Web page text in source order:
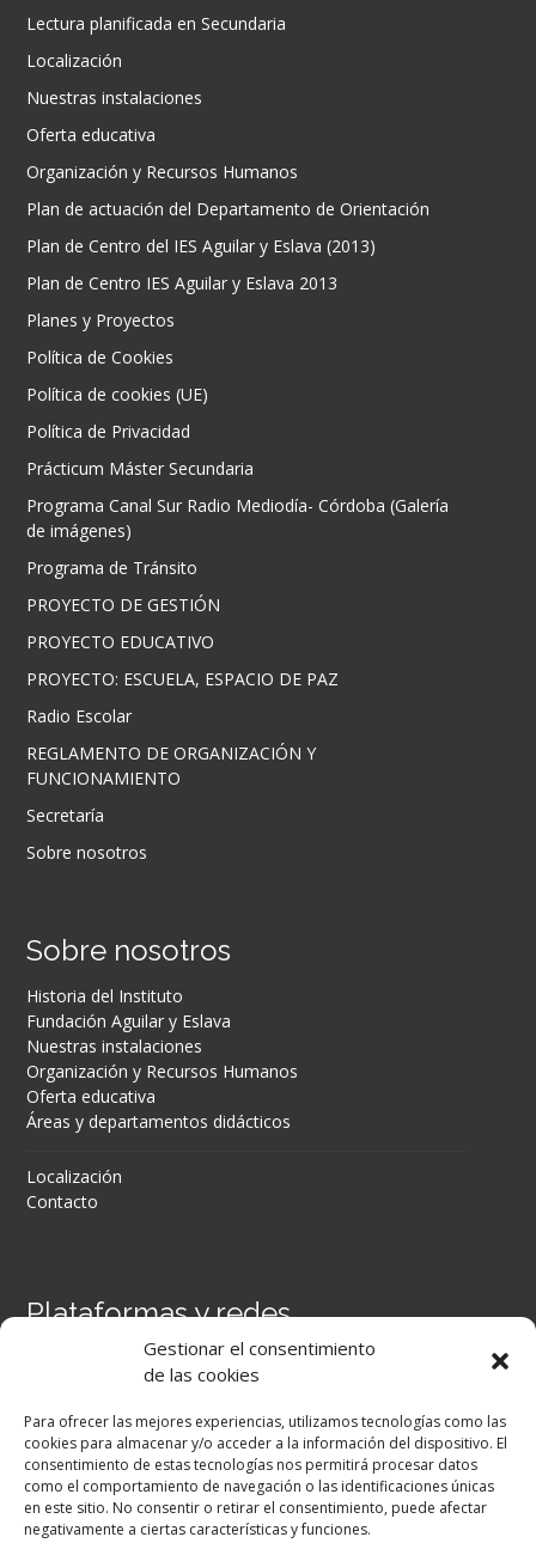
Gestionar el consentimiento
de las cookies
Para ofrecer las mejores experiencias, utilizamos tecnologías como las
cookies para almacenar y/o acceder a la información del dispositivo. El
consentimiento de estas tecnologías nos permitirá procesar datos
como el comportamiento de navegación o las identificaciones únicas
en este sitio. No consentir o retirar el consentimiento, puede afectar
negativamente a ciertas características y funciones.
Lectura planificada en Secundaria
Localización
Nuestras instalaciones
Oferta educativa
Organización y Recursos Humanos
Plan de actuación del Departamento de Orientación
Plan de Centro del IES Aguilar y Eslava (2013)
Plan de Centro IES Aguilar y Eslava 2013
Planes y Proyectos
Política de Cookies
Política de cookies (UE)
Política de Privacidad
Prácticum Máster Secundaria
Programa Canal Sur Radio Mediodía- Córdoba (Galería
de imágenes)
Programa de Tránsito
PROYECTO DE GESTIÓN
PROYECTO EDUCATIVO
PROYECTO: ESCUELA, ESPACIO DE PAZ
Radio Escolar
REGLAMENTO DE ORGANIZACIÓN Y
FUNCIONAMIENTO
Secretaría
Sobre nosotros
Sobre nosotros
Historia del Instituto
Fundación Aguilar y Eslava
Nuestras instalaciones
Organización y Recursos Humanos
Oferta educativa
Áreas y departamentos didácticos
Localización
Contacto
Plataformas y redes
Secretaría Virtual
Facebook